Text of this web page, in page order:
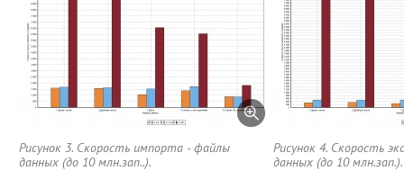
Рисунок 3. Скорость импорта - файлы
данных (до 10 млн.зап..).
Рисунок 4. Скорость
данных (до 10 млн.зап.).